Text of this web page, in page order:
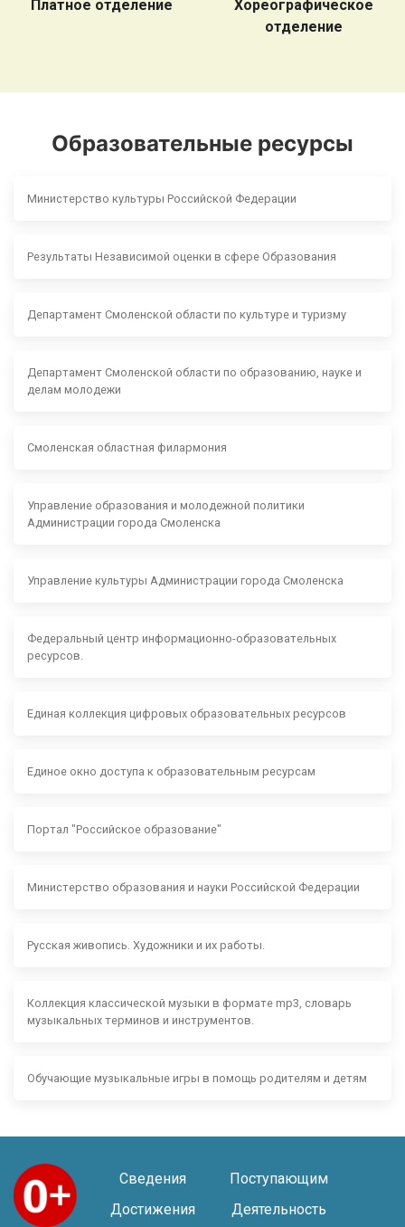
Платное отделение
Хореографическое
отделение
Образовательные ресурсы
Министерство культуры Российской Федерации
Результаты Независимой оценки в сфере Образования
Департамент Смоленской области по культуре и туризму
Департамент Смоленской области по образованию, науке и
делам молодежи
Смоленская областная филармония
Управление образования и молодежной политики
Администрации города Смоленска
Управление культуры Администрации города Смоленска
Федеральный центр информационно-образовательных
ресурсов.
Единая коллекция цифровых образовательных ресурсов
Единое окно доступа к образовательным ресурсам
Портал "Российское образование"
Министерство образования и науки Российской Федерации
Русская живопись. Художники и их работы.
Коллекция классической музыки в формате mp3, словарь
музыкальных терминов и инструментов.
Обучающие музыкальные игры в помощь родителям и детям
Сведения
Поступающим
Достижения
Деятельность